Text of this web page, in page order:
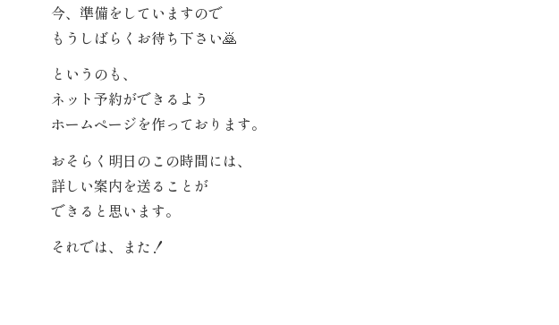
今、準備をしていますので
もうしばらくお待ち下さい🙇
というのも、
ネット予約ができるよう
ホームページを作っております。
おそらく明日のこの時間には、
詳しい案内を送ることが
できると思います。
それでは、また！